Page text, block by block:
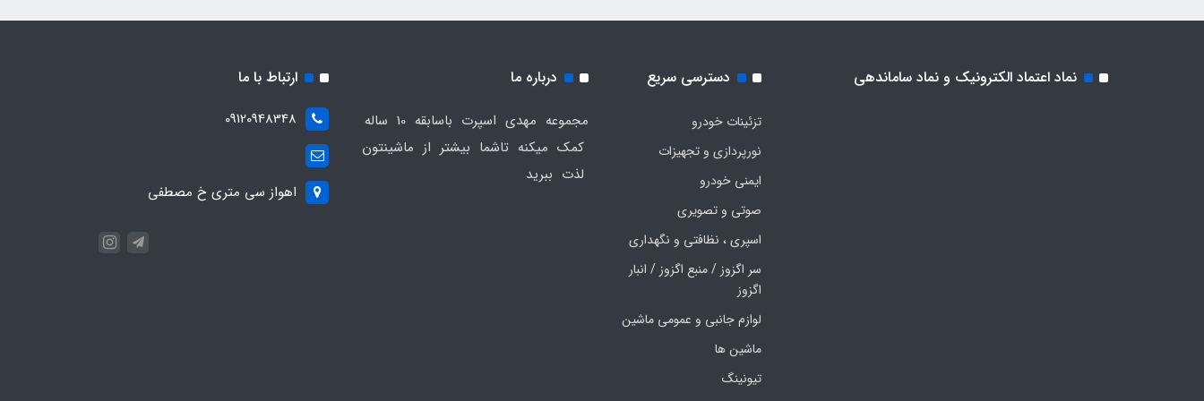
نماد اعتماد الکترونیک و نماد ساماندهی دسترسی سریع
تزئینات خودرو
نورپردازی و تجهیزات
ایمنی خودرو
صوتی و تصویری
اسپری ، نظافتی و نگهداری
سر اگزوز / منبع اگزوز / انبار
اگزوز
لوازم جانبی و عمومی ماشین
ماشین ها
تیونینگ
درباره ما
مجموعه مهدی اسپرت باسابقه 10 ساله
کمک میکنه تاشما بیشتر از ماشینتون
لذت ببرید
ارتباط با ما
09120948348
اهواز سی متری خ مصطفی